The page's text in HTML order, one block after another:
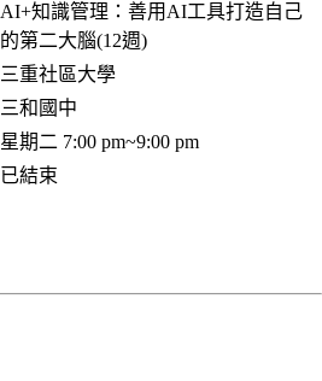
AI+知識管理：善用AI工具打造自己
的第二大腦(12週)
三重社區大學
三和國中
星期二 7:00 pm~9:00 pm
已結束